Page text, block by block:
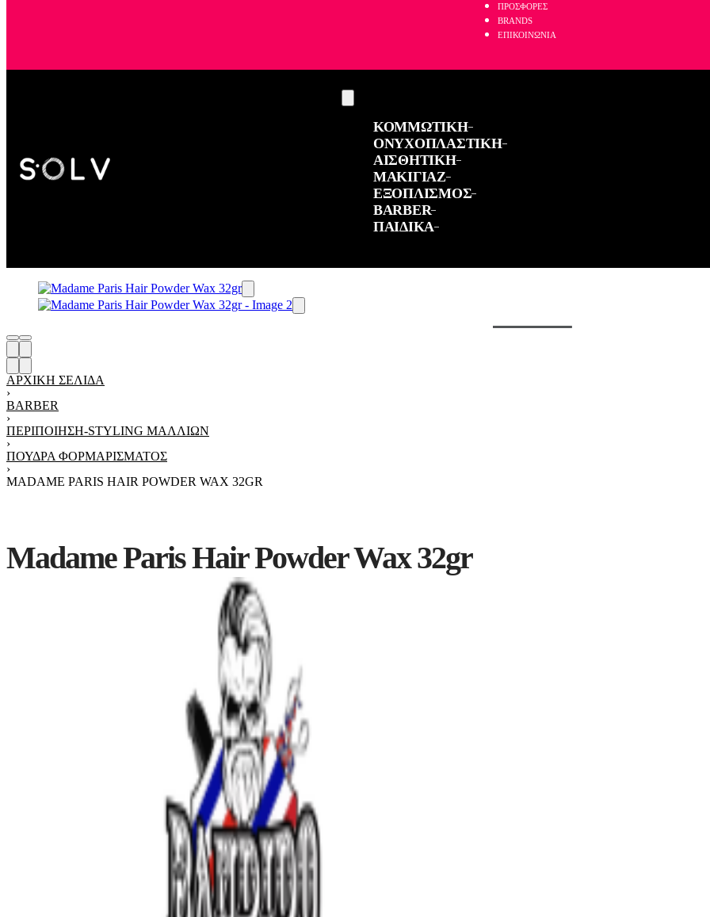
ΠΡΟΣΦΟΡΕΣ
BRANDS
ΕΠΙΚΟΙΝΩΝΙΑ
ΚΟΜΜΩΤΙΚΗ
ΟΝΥΧΟΠΛΑΣΤΙΚΗ
ΑΙΣΘΗΤΙΚΗ
ΜΑΚΙΓΙΑΖ
ΕΞΟΠΛΙΣΜΟΣ
BARBER
ΠΑΙΔΙΚΑ
ΑΡΧΙΚΉ ΣΕΛΊΔΑ
›
BARBER
›
ΠΕΡΙΠΟΊΗΣΗ-STYLING ΜΑΛΛΙΏΝ
›
ΠΟΎΔΡΑ ΦΟΡΜΑΡΊΣΜΑΤΟΣ
›
MADAME PARIS HAIR POWDER WAX 32GR
Madame Paris Hair Powder Wax 32gr